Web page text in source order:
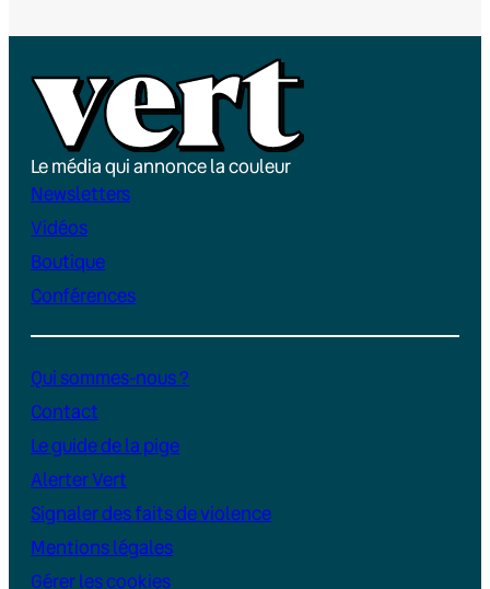
Le média qui annonce la couleur
Newsletters
Vidéos
Boutique
Conférences
Qui sommes-nous ?
Contact
Le guide de la pige
Alerter Vert
Signaler des faits de violence
Mentions légales
Gérer les cookies